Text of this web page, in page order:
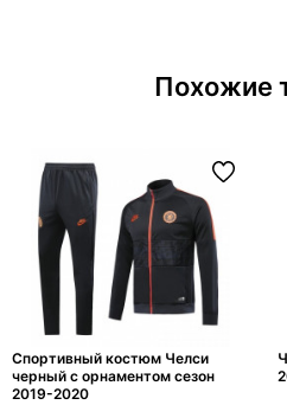
Похожие
Спортивный костюм Челси
черный с орнаментом сезон
2019-2020